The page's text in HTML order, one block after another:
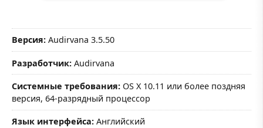
Версия: Audirvana 3.5.50
Разработчик: Audirvana
Системные требования: OS X 10.11 или более поздняя
версия, 64-разрядный процессор
Язык интерфейса: Английский